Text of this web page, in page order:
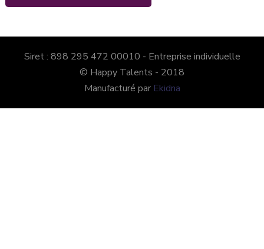
Siret : 898 295 472 00010 - Entreprise individuelle
© Happy Talents - 2018
Manufacturé par Ekidna